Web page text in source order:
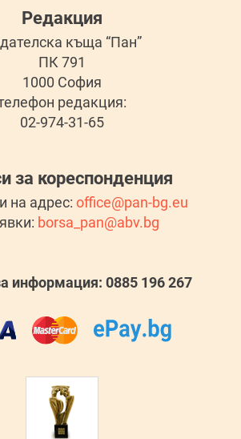
Редакция
къща “Пан”
ПК 791
1000 София
редакция:
02-974-31-65
за кореспонденция
на адрес: office@pan-bg.eu
borsa_pan@abv.bg
информация: 0885 196 267